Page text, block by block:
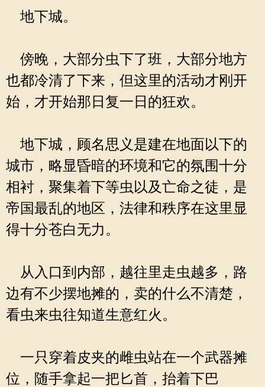
地下城。
傍晚，大部分虫下了班，大部分地方
也都冷清了下来，但这里的活动才刚开
始，才开始那日复一日的狂欢。
地下城，顾名思义是建在地面以下的
城市，略显昏暗的环境和它的氛围十分
相衬，聚集着下等虫以及亡命之徒，是
帝国最乱的地区，法律和秩序在这里显
得十分苍白无力。
从入口到内部，越往里走虫越多，路
边有不少摆地摊的，卖的什么不清楚，
看虫来虫往知道生意红火。
一只穿着皮夹的雌虫站在一个武器摊
位，随手拿起一把匕首，抬着下巴